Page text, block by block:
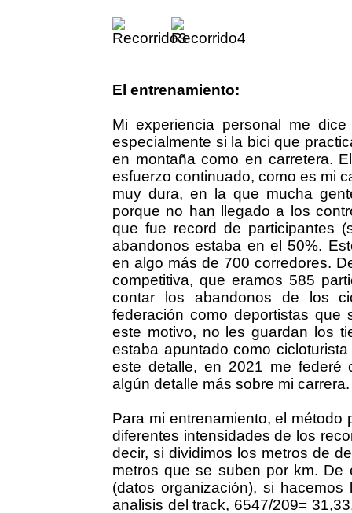
El entrenamiento:
Mi experiencia personal me
especialmente si la bici que
en montaña como en carretera.
esfuerzo continuado, como es mi
muy dura, en la que mucha
porque no han llegado a los
que fue record de participantes
abandonos estaba en el 50%.
en algo más de 700 corredores.
competitiva, que eramos 585
contar los abandonos de los
federación como deportistas que
este motivo, no les guardan los
estaba apuntado como
este detalle, en 2021 me federé
algún detalle más sobre mi carrera.
Para mi entrenamiento, el
diferentes intensidades de los
decir, si dividimos los metros de
metros que se suben por km. De
(datos organización), si
analisis del track, 6547/209=